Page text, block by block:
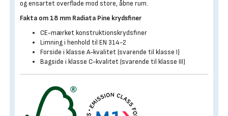
og ensartet overflade mod store, åbne rum.
Fakta om 18 mm Radiata Pine krydsfiner
CE-mærket konstruktionskrydsfiner
Limning i henhold til EN 314-2
Forside i klasse A-kvalitet (svarende til klasse I)
Bagside i klasse C-kvalitet (svarende til klasse III)